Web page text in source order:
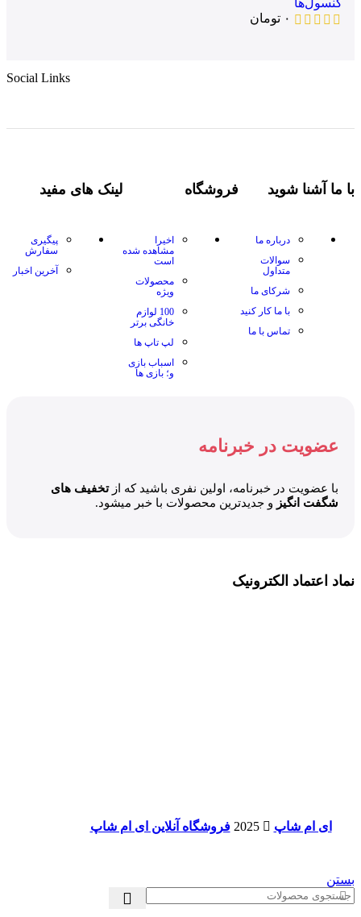
۰ تومان
Social Links
با ما آشنا شوید
درباره ما
سوالات
متداول
شرکای ما
با ما کار کنید
تماس با ما
فروشگاه
اخیرا
مشاهده شده
است
محصولات
ویژه
100 لوازم
خانگی برتر
لپ تاپ ها
اسباب بازی
و؛ بازی ها
لینک های مفید
پیگیری
سفارش
آخرین اخبار
عضویت در خبرنامه
با عضویت در خبرنامه، اولین نفری باشید که ازتخفیف های
شگفت انگیز و جدیدترین محصولات با خبر میشود.
نماد اعتماد الکترونیک
ای ام شاپ 2025 فروشگاه آنلاین ای ام شاپ
بستن